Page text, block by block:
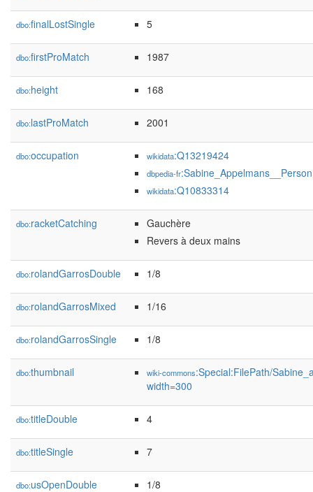
dbo:finalLostSingle 5
dbo:firstProMatch 1987
dbo:height 168
dbo:lastProMatch 2001
dbo:occupation wikidata:Q13219424
dbpedia-fr
wikidata:Q10833314
dbo:racketCatching
Gauchère
Revers à deux mains
dbo:rolandGarrosDouble 1/8
dbo:rolandGarrosMixed 1/16
dbo:rolandGarrosSingle 1/8
dbo:thumbnail wiki-commons:Special:FilePath/
width=300
dbo:titleDouble 4
dbo:titleSingle 7
dbo:usOpenDouble 1/8